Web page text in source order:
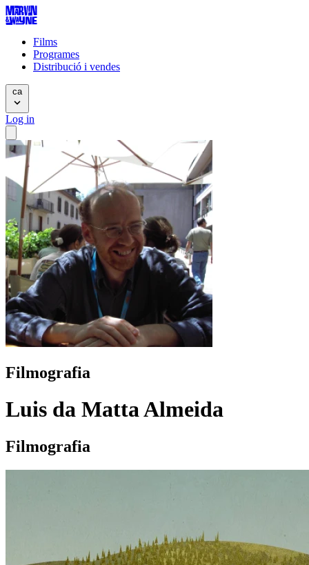
Films
Programes
Distribució i vendes
ca
Log in
Filmografia
Luis da Matta Almeida
Filmografia